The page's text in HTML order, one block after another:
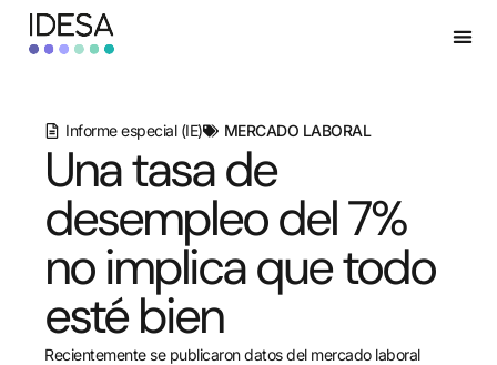
Informe especial (IE) MERCADO LABORAL
Una tasa de
desempleo del 7%
no implica que todo
esté bien
Recientemente se publicaron datos del mercado laboral